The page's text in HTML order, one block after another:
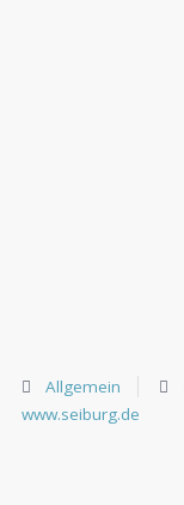
Allgemein
www.seiburg.de